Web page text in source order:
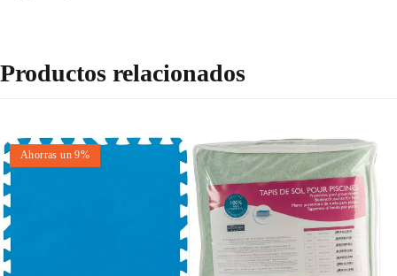
Productos relacionados
Ahorras un 9%